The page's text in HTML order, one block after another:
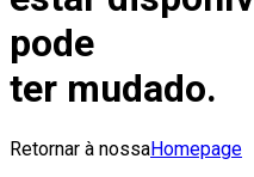
pode
ter mudado.
Retornar à nossaHomepage